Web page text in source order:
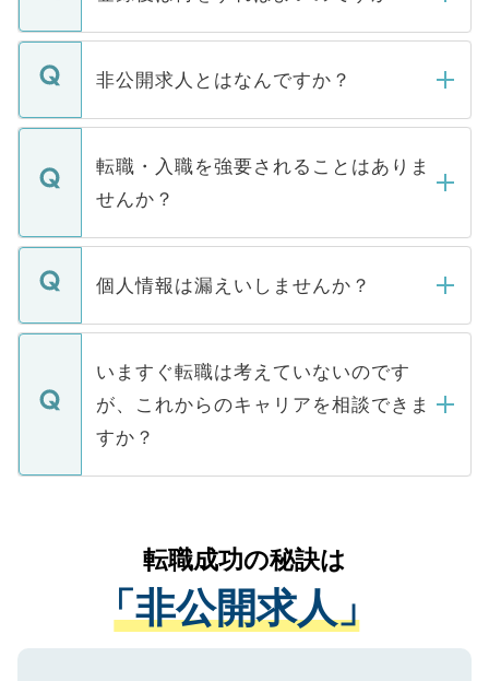
ご登録いただきましたら、弊社担当者がご
登録内容を確認し、その後メールもしくは
ます。通常、5営業日以内にはご連絡をせて
いただきますので、しばらくお待ちくださ
非公開求人とはなんですか？
マイナビDOCTORで取り扱っている求人の
うち約3割は、Webサイトからご覧いただ
けない「非公開求人」です。非公開求人は
下記の理由によって、一般には公開してい
ません。
■応募殺到を避けるため 人気のある医療機
関を公にしてしまうと、応募が殺到する場
に、医療機関が求める条件に合った人材の
みを人材紹介会社に依頼するケースが増え
ています。
転職・入職を強要されることはありま
せんか？
転職・入職を強要することは一切ありませ
ん。また、仮に応募先から内定をいただい
定を承諾する必要はありません。内定先へ
の辞退の連絡はキャリアパートナーが行い
個人情報は漏えいしませんか？
個人情報が漏えいすることはありませんの
で、ご安心ください。当サイトからの登録
などで収集したご登録者様の個人情報は、
ご本人のキャリアアップおよび転職活動の
支援を目的に使用いたします。お預かりし
ているすべての個人データはご本人の許可
は、個人情報の取り扱いについての厳密な
管理基準を満たした事業者のみに付与され
る、プライバシーマークを取得済みです。
いますぐ転職は考えていないのです
が、これからのキャリアを相談できま
すか？
かがいして、現在の医療機関の状況や紹介
経験をまじえながら、適切なアドバイスを
させていただきます。すぐにご転職をされ
ない方には、長期的なサポートが可能です
ので、まずはご登録ください。
転職成功の秘訣は
「非公開求人」